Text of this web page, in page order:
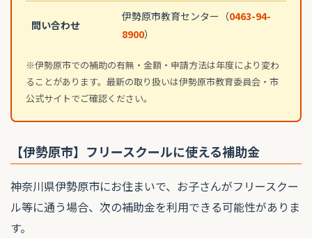
問い合わせ
伊勢原市教育センター（0463-94-
8900）
※伊勢原市での補助の有無・金額・申請方法は年度により変わ
ることがあります。最新の取り扱いは伊勢原市教育委員会・市
公式サイトでご確認ください。
【伊勢原市】フリースクールに使える補助金
神奈川県伊勢原市にお住まいで、お子さんがフリースクー
ル等に通う場合、次の補助金を利用できる可能性がありま
す。